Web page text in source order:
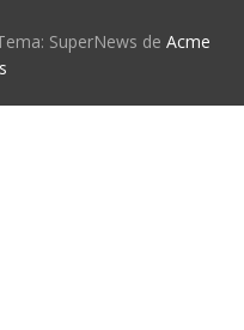
SuperNews de Acme